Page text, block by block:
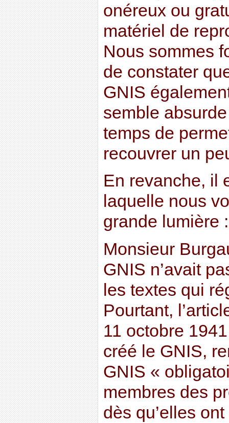
onéreux ou
matériel de
Nous sommes
de constater
GNIS
semble
temps de
recouvrer un
En revanche, il
laquelle nous
grande lumière :
Monsieur
GNIS n’avait
les textes qui
Pourtant,
11 octobre
créé le GNIS,
GNIS «
membres des
dès qu’elles